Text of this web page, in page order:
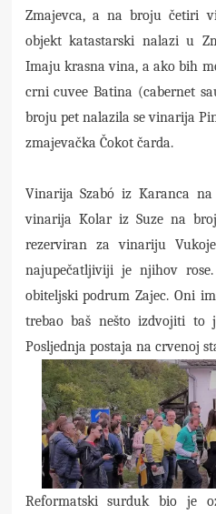
Zmajevca, a na broju četiri
objekt katastarski nalazi u
Imaju krasna vina, a ako bih
crni cuvee Batina (cabernet
broju pet nalazila se vinarija
zmajevačka Čokot čarda.
Vinarija Szabó iz Karanca
vinarija Kolar iz Suze na
rezerviran za vinariju
najupečatljiviji je njihov
obiteljski podrum Zajec. Oni
trebao baš nešto izdvojiti to
Posljednja postaja na crvenoj
Reformatski surduk bio je